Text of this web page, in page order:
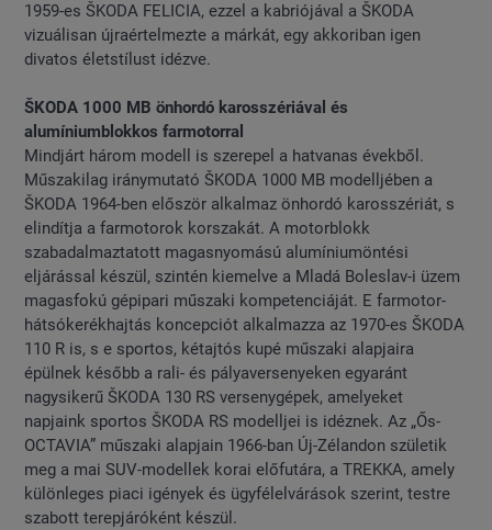
1959-es ŠKODA FELICIA, ezzel a kabriójával a ŠKODA
vizuálisan újraértelmezte a márkát, egy akkoriban igen
divatos életstílust idézve.
ŠKODA 1000 MB önhordó karosszériával és
alumíniumblokkos farmotorral
Mindjárt három modell is szerepel a hatvanas évekből.
Műszakilag iránymutató ŠKODA 1000 MB modelljében a
ŠKODA 1964-ben először alkalmaz önhordó karosszériát, s
elindítja a farmotorok korszakát. A motorblokk
szabadalmaztatott magasnyomású alumíniumöntési
eljárással készül, szintén kiemelve a Mladá Boleslav-i üzem
magasfokú gépipari műszaki kompetenciáját. E farmotor-
hátsókerékhajtás koncepciót alkalmazza az 1970-es ŠKODA
110 R is, s e sportos, kétajtós kupé műszaki alapjaira
épülnek később a rali- és pályaversenyeken egyaránt
nagysikerű ŠKODA 130 RS versenygépek, amelyeket
napjaink sportos ŠKODA RS modelljei is idéznek. Az „Ős-
OCTAVIA” műszaki alapjain 1966-ban Új-Zélandon születik
meg a mai SUV-modellek korai előfutára, a TREKKA, amely
különleges piaci igények és ügyfélelvárások szerint, testre
szabott terepjáróként készül.